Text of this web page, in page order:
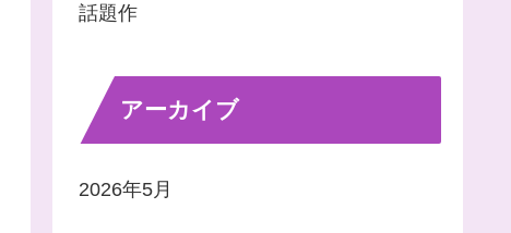
話題作
アーカイブ
2026年5月